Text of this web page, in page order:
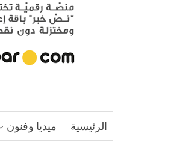
الرئيسية ميديا وفنون